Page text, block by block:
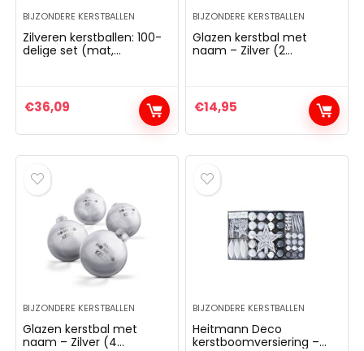
€29,99
BIJZONDERE KERSTBALLEN
Zilveren kerstballen: 100-
delige set (mat,
€36,09
BIJZONDERE KERSTBALLEN
Glazen kerstbal met
naam – Zilver (2
€14,95
BIJZONDERE KERSTBALLEN
Glazen kerstbal met
naam – Zilver (4
BIJZONDERE KERSTBALLEN
Heitmann Deco
kerstboomversiering –